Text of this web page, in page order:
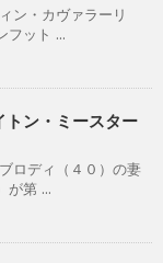
ン・カヴァラーリ
フット ...
トン・ミースター
ロディ（４０）の妻
が第 ...